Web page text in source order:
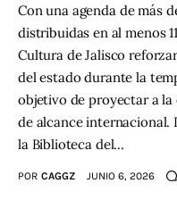
Con una agenda de más
distribuidas en al menos
Cultura de Jalisco
del estado durante la
objetivo de proyectar a
de alcance internacional.
la Biblioteca del…
POR CAGGZ JUNIO 6, 2026